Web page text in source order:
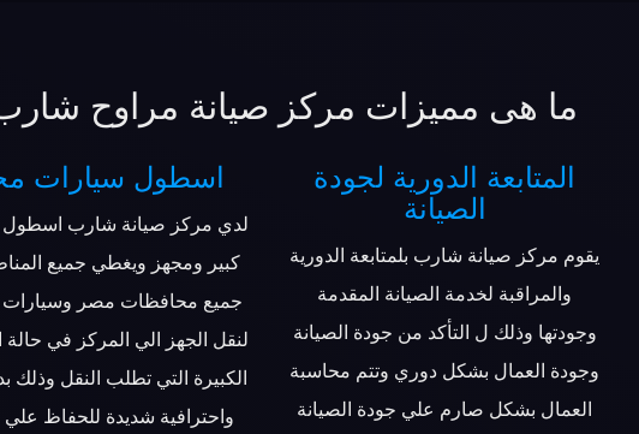
ما هى مميزات مركز صيانة مراوح
اسطول سيارات
لدي مركز صيانة شارب اسطول
كبير ومجهز ويغطي جميع
جميع محافظات مصر
لنقل الجهز الي المركز في حالة
الكبيرة التي تطلب النقل وذلك
واحترافية شديدة للحفاظ علي
المتابعة الدورية لجودة
الصيانة
يقوم مركز صيانة شارب بلمتابعة الدورية
والمراقبة لخدمة الصيانة المقدمة
وجودتها وذلك ل التأكد من جودة الصيانة
وجودة العمال بشكل دوري وتتم محاسبة
العمال بشكل صارم علي جودة الصيانة